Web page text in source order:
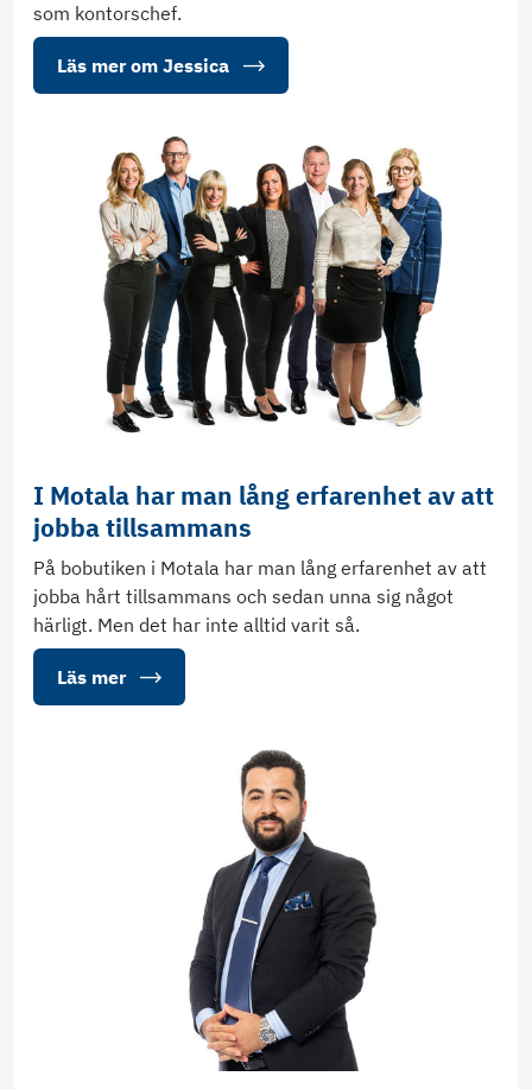
som kontorschef.
Läs mer om Jessica
I Motala har man lång erfarenhet av att
jobba tillsammans
På bobutiken i Motala har man lång erfarenhet av att
jobba hårt tillsammans och sedan unna sig något
härligt. Men det har inte alltid varit så.
Läs mer